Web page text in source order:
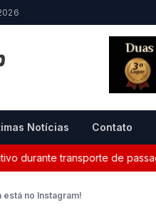
Notícias Contato
transporte de
está no Instagram!